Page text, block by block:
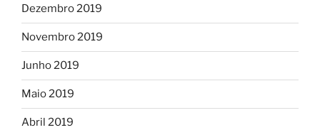
Dezembro 2019
Novembro 2019
Junho 2019
Maio 2019
Abril 2019